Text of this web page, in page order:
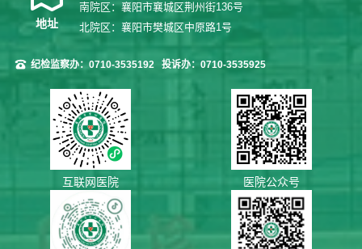
地址
南院区：襄阳市襄城区荆州街136号
北院区：襄阳市樊城区中原路1号
纪检监察办：0710-3535192 投诉办：0710-3535925
互联网医院 医院公众号